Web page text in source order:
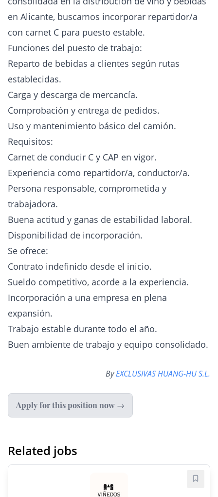
en Alicante, buscamos incorporar repartidor/a
con carnet C para puesto estable.
Funciones del puesto de trabajo:
Reparto de bebidas a clientes según rutas
establecidas.
Carga y descarga de mercancía.
Comprobación y entrega de pedidos.
Uso y mantenimiento básico del camión.
Requisitos:
Carnet de conducir C y CAP en vigor.
Experiencia como repartidor/a, conductor/a.
Persona responsable, comprometida y
trabajadora.
Buena actitud y ganas de estabilidad laboral.
Disponibilidad de incorporación.
Se ofrece:
Contrato indefinido desde el inicio.
Sueldo competitivo, acorde a la experiencia.
Incorporación a una empresa en plena
expansión.
Trabajo estable durante todo el año.
Buen ambiente de trabajo y equipo consolidado.
ByEXCLUSIVAS HUANG-HU S.L.
Apply for this position now →
Related jobs
Save